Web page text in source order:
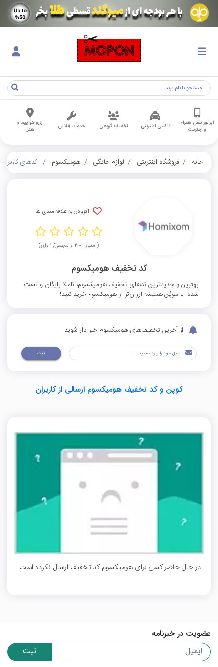
اپراتور تلفن همراه
و اینترنت
تاکسی اینترنتی تخفیف گروهی خدمات آنلاین
رزرو هواپیما و
هتل
خانه فروشگاه اینترنتی لوازم خانگی هومیکسوم کدهای کاربران
افزودن به علاقه مندی ها
(امتیاز ۲.۰۰ از مجموع ۱ رای)
کد تخفیف هومیکسوم
بهترین و جدیدترین کدهای تخفیف هومیکسوم، کاملا رایگان و تست
شده. با موپُن همیشه ارزان‌تر از هومیکسوم خرید کنید!
از آخرین تخفیف‌های هومیکسوم خبر دار شوید
ثبت
کوپن و کد تخفیف هومیکسوم ارسالی از کاربران
در حال حاضر کسی برای هومیکسوم کد تخفیف ارسال نکرده است.
عضویت در خبرنامه
ثبت